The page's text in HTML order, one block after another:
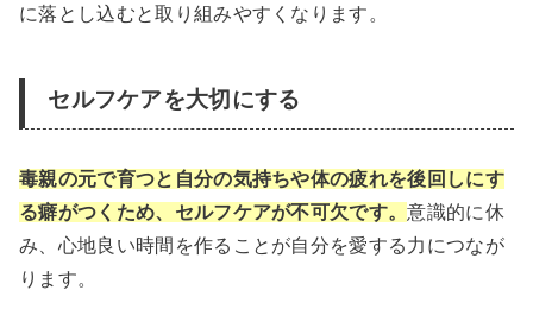
に落とし込むと取り組みやすくなります。
セルフケアを大切にする
毒親の元で育つと自分の気持ちや体の疲れを後回しにす
る癖がつくため、セルフケアが不可欠です。意識的に休
み、心地良い時間を作ることが自分を愛する力につなが
ります。